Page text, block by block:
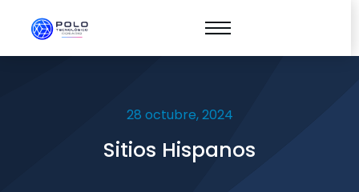
28 octubre, 2024
Sitios Hispanos